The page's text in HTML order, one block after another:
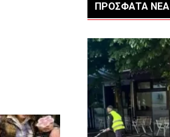
ΠΡΌΣΦΑΤΑ ΝΈΑ